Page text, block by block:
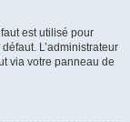
est utilisé pour
L’administrateur
via votre panneau de